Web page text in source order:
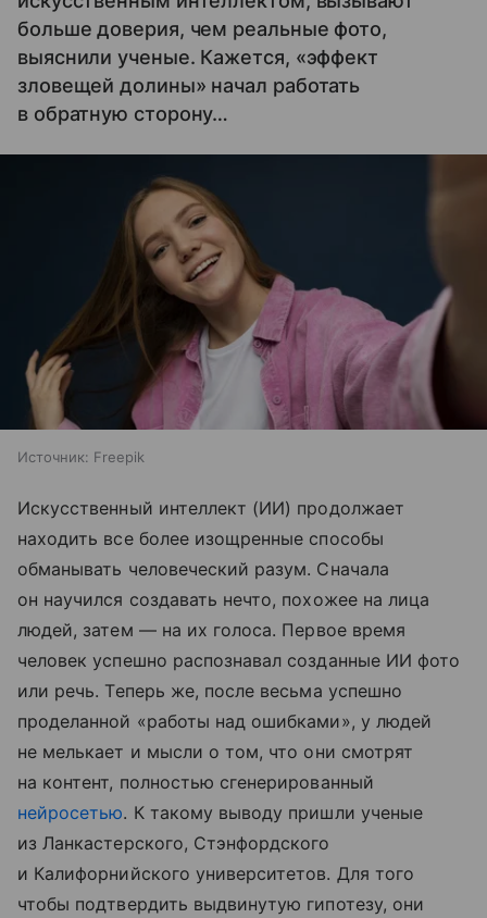
больше доверия, чем реальные фото,
выяснили ученые. Кажется, «эффект
зловещей долины» начал работать
в обратную сторону…
Источник: Freepik
Искусственный интеллект (ИИ) продолжает
находить все более изощренные способы
обманывать человеческий разум. Сначала
он научился создавать нечто, похожее на лица
людей, затем — на их голоса. Первое время
человек успешно распознавал созданные ИИ фото
или речь. Теперь же, после весьма успешно
проделанной «работы над ошибками», у людей
не мелькает и мысли о том, что они смотрят
на контент, полностью сгенерированный
нейросетью. К такому выводу пришли ученые
из Ланкастерского, Стэнфордского
и Калифорнийского университетов. Для того
чтобы подтвердить выдвинутую гипотезу, они